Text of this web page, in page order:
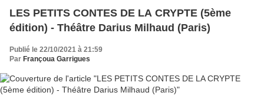
LES PETITS CONTES DE LA CRYPTE (5ème
édition) - Théâtre Darius Milhaud (Paris)
Publié le 22/10/2021 à 21:59
Par Françoua Garrigues